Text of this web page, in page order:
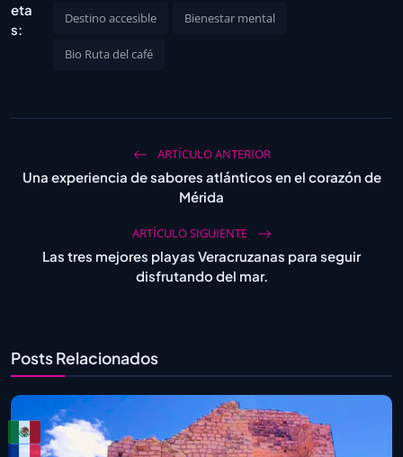
eta
s:
Destino accesible Bienestar mental
Bio Ruta del café
ARTÍCULO ANTERIOR
Una experiencia de sabores atlánticos en el corazón de
Mérida
ARTÍCULO SIGUIENTE
Las tres mejores playas Veracruzanas para seguir
disfrutando del mar.
Posts Relacionados